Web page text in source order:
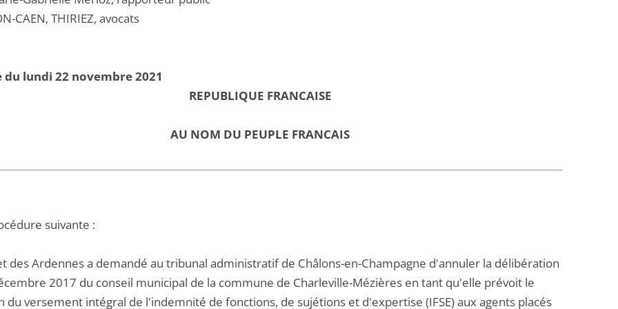
CAEN, THIRIEZ, avocats
du lundi 22 novembre 2021
REPUBLIQUE FRANCAISE
AU NOM DU PEUPLE FRANCAIS
suivante :
des Ardennes a demandé au tribunal administratif de Châlons-en-Champagne d'annuler la délibération
2017 du conseil municipal de la commune de Charleville-Mézières en tant qu'elle prévoit le
du versement intégral de l'indemnité de fonctions, de sujétions et d'expertise (IFSE) aux agents placés